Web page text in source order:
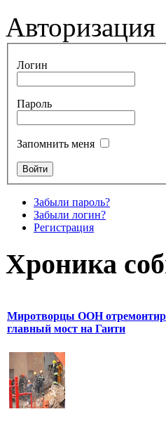
Авторизация
Логин
Пароль
Запомнить меня
Забыли пароль?
Забыли логин?
Регистрация
Хроника
Миротворцы ООН
главный мост на Гаити